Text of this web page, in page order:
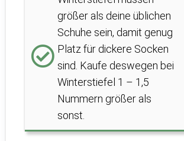
größer als deine üblichen
Schuhe sein, damit genug
Platz für dickere Socken
sind. Kaufe deswegen bei
Winterstiefel 1 – 1,5
Nummern größer als
sonst.